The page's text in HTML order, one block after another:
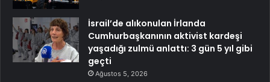
İsrail’de alıkonulan İrlanda
Cumhurbaşkanının aktivist kardeşi
yaşadığı zulmü anlattı: 3 gün 5 yıl gibi
geçti
Ağustos 5, 2026